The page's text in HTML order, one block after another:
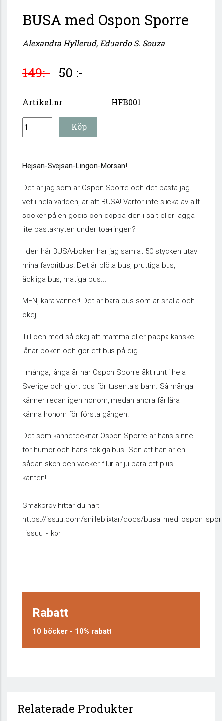
BUSA med Ospon Sporre
Alexandra Hyllerud, Eduardo S. Souza
149:- 50 :-
Artikel.nr HFB001
Hejsan-Svejsan-Lingon-Morsan!
Det är jag som är Ospon Sporre och det bästa jag
vet i hela världen, är att BUSA! Varför inte slicka av allt
socker på en godis och doppa den i salt eller lägga
lite pastaknyten under toa-ringen?
I den här BUSA-boken har jag samlat 50 stycken utav
mina favoritbus! Det är blöta bus, pruttiga bus,
äckliga bus, matiga bus...
MEN, kära vänner! Det är bara bus som är snälla och
okej!
Till och med så okej att mamma eller pappa kanske
lånar boken och gör ett bus på dig...
I många, långa år har Ospon Sporre åkt runt i hela
Sverige och gjort bus för tusentals barn. Så många
känner redan igen honom, medan andra får lära
känna honom för första gången!
Det som kännetecknar Ospon Sporre är hans sinne
för humor och hans tokiga bus. Sen att han är en
sådan skön och vacker filur är ju bara ett plus i
kanten!
Smakprov hittar du här:
https://issuu.com/snilleblixtar/docs/
_issuu_-_kor
Rabatt
10 böcker - 10% rabatt
Relaterade Produkter